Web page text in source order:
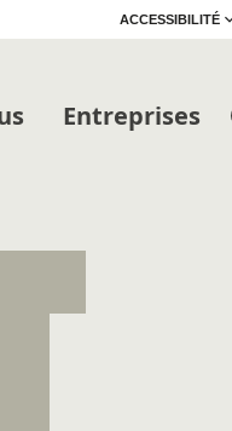
ACCESSIBILITÉ
Entreprises